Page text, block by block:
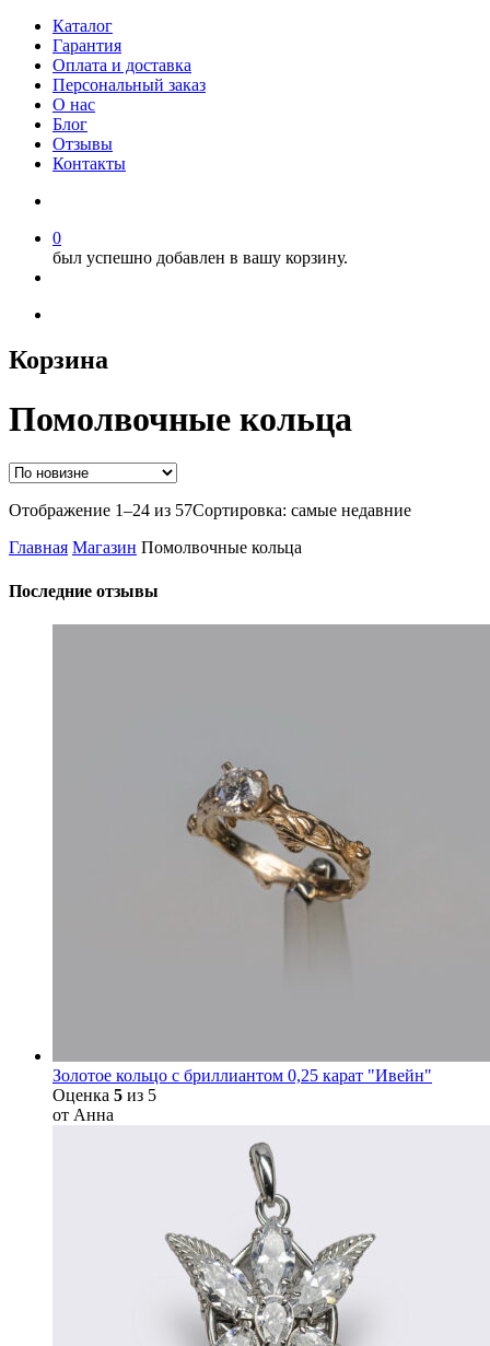
Каталог
Гарантия
Оплата и доставка
Персональный заказ
О нас
Блог
Отзывы
Контакты
0
был успешно добавлен в вашу корзину.
Корзина
Помолвочные кольца
Отображение 1–24 из 57Сортировка: самые недавние
Главная Магазин Помолвочные кольца
Последние отзывы
Золотое кольцо с бриллиантом 0,25 карат "Ивейн"
Оценка 5 из 5
от Анна